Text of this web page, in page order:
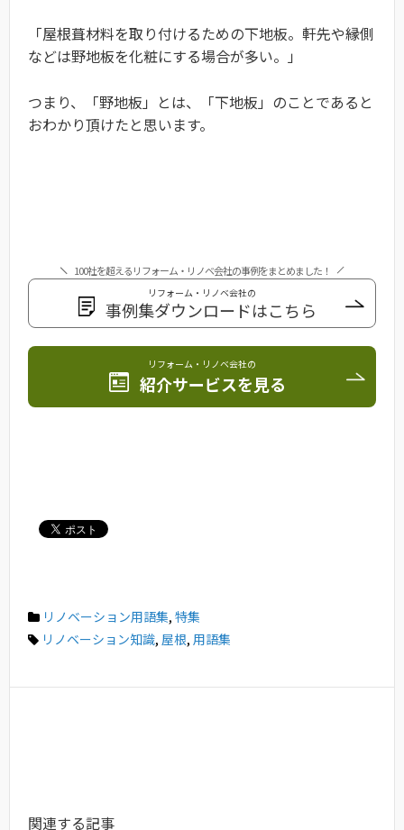
「屋根葺材料を取り付けるための下地板。軒先や縁側
などは野地板を化粧にする場合が多い。」
つまり、「野地板」とは、「下地板」のことであると
おわかり頂けたと思います。
100社を超えるリフォーム・リノベ会社の事例をまとめました！
リフォーム・リノベ会社の
事例集ダウンロードはこちら
リフォーム・リノベ会社の
紹介サービスを見る
リノベーション用語集, 特集
リノベーション知識, 屋根, 用語集
関連する記事